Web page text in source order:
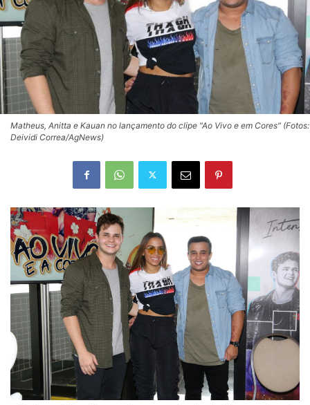
Matheus, Anitta e Kauan no lançamento do clipe "Ao Vivo e em Cores" (Fotos:
Deividi Correa/AgNews)